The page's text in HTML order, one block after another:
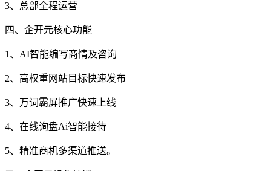
3、总部全程运营
四、企开元核心功能
1、AI智能编写商情及咨询
2、高权重网站目标快速发布
3、万词霸屏推广快速上线
4、在线询盘Ai智能接待
5、精准商机多渠道推送。